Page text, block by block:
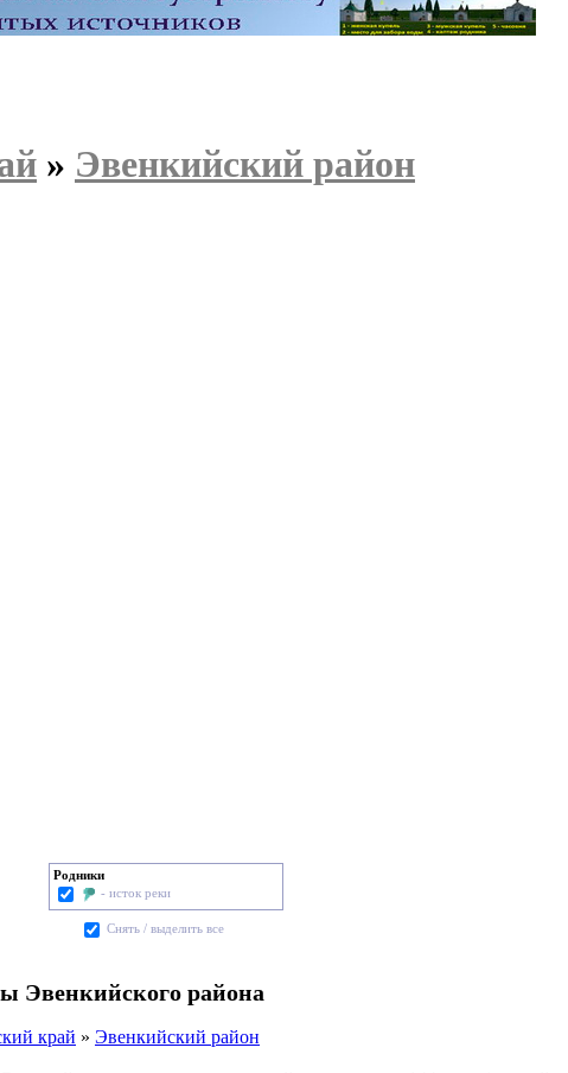
» Эвенкийский район
Родники
- исток реки
Cнять / выделить все
Эвенкийского района
край » Эвенкийский район